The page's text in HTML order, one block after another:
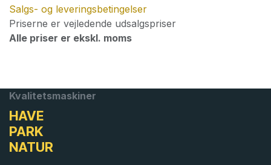
Salgs- og leveringsbetingelser
Priserne er vejledende udsalgspriser
Alle priser er ekskl. moms
Kvalitetsmaskiner
HAVE
PARK
NATUR